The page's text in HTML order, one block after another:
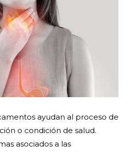
ayudan al proceso de
o condición de salud.
asociados a las